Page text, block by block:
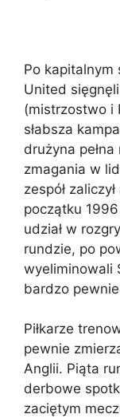
Po kapitalnym
United
(mistrzostwo i
słabsza
drużyna
zmagania w
zespół
początku
udział w
rundzie, po
wyeliminowali
bardzo
Piłkarze
pewnie
Anglii. Piąta
derbowe
zaciętym